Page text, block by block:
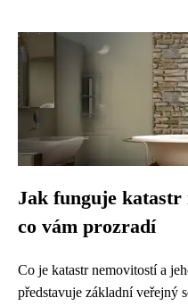
Jak funguje katastr
co vám prozradí
Co je katastr nemovitostí a
představuje základní veřejný